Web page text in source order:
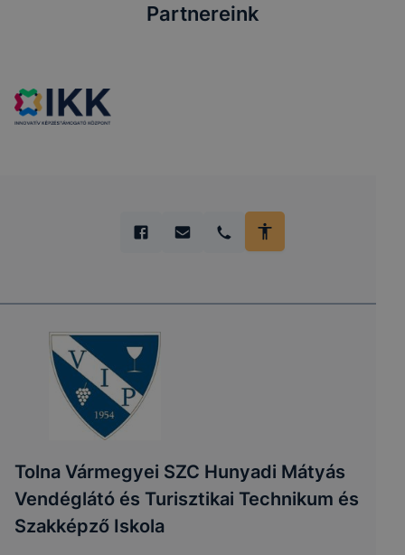
Partnereink
Tolna Vármegyei SZC Hunyadi Mátyás
Vendéglátó és Turisztikai Technikum és
Szakképző Iskola